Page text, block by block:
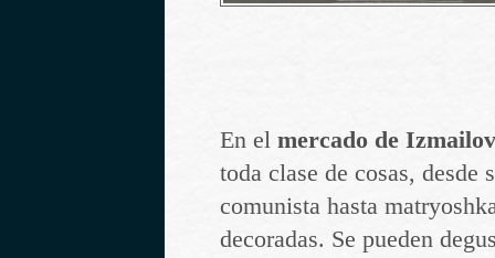
En el mercado de
toda clase de cosas, desde
comunista hasta
decoradas. Se pueden